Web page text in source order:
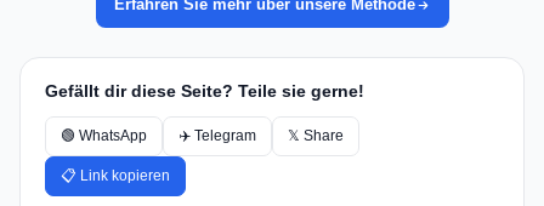
Erfahren Sie mehr über unsere Methode
Gefällt dir diese Seite? Teile sie gerne!
🟢 WhatsApp ✈️ Telegram 𝕏 Share
📋 Link kopieren